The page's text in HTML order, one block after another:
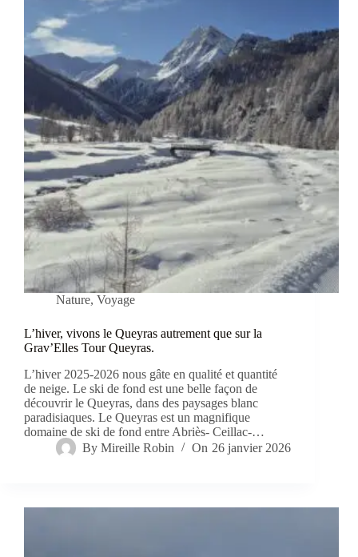
Nature, Voyage
L’hiver, vivons le Queyras autrement que sur la
Grav’Elles Tour Queyras.
L’hiver 2025-2026 nous gâte en qualité et quantité
de neige. Le ski de fond est une belle façon de
découvrir le Queyras, dans des paysages blanc
paradisiaques. Le Queyras est un magnifique
domaine de ski de fond entre Abriès- Ceillac-…
By Mireille Robin On 26 janvier 2026